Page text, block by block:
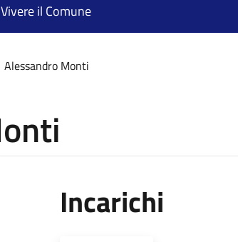
Vivere il Comune
Alessandro Monti
Incarichi